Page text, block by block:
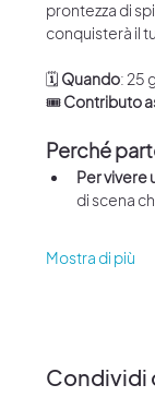
prontezza di
conquisterà il
🗓 Quando: 25
🎟 Contributo
Perché
Per vivere
di scena
Mostra di più
Condividi